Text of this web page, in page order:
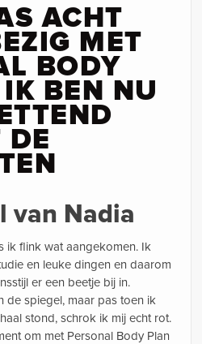
ACHT
MET
BODY
BEN NU
DE
van Nadia
ik flink wat aangekomen. Ik
en leuke dingen en daarom
er een beetje bij in.
de spiegel, maar pas toen ik
stond, schrok ik mij echt rot.
om met Personal Body Plan